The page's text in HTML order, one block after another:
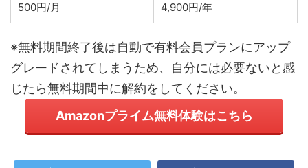
500円/月 4,900円/年
※無料期間終了後は自動で有料会員プランにアップ
グレードされてしまうため、自分には必要ないと感
じたら無料期間中に解約をしてください。
Amazonプライム無料体験はこちら